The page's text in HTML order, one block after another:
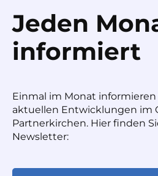
Jeden
informiert
Einmal im Monat informieren
aktuellen Entwicklungen im
Partnerkirchen. Hier finden
Newsletter: